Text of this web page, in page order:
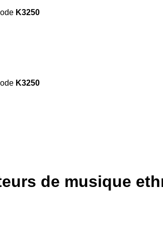
K3250
K3250
de musique